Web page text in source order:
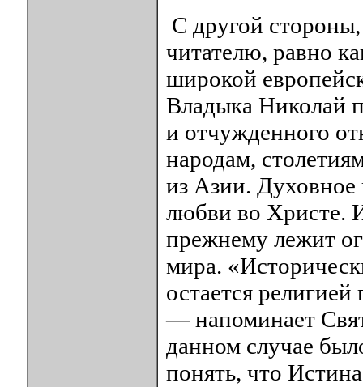
С другой
читателю, равно
широкой
Владыка Николай
и отчужденного
народам,
из Азии. Духовное
любви во Христе.
прежнему лежит
мира.
остается
— напоминает
данном случае
понять, что